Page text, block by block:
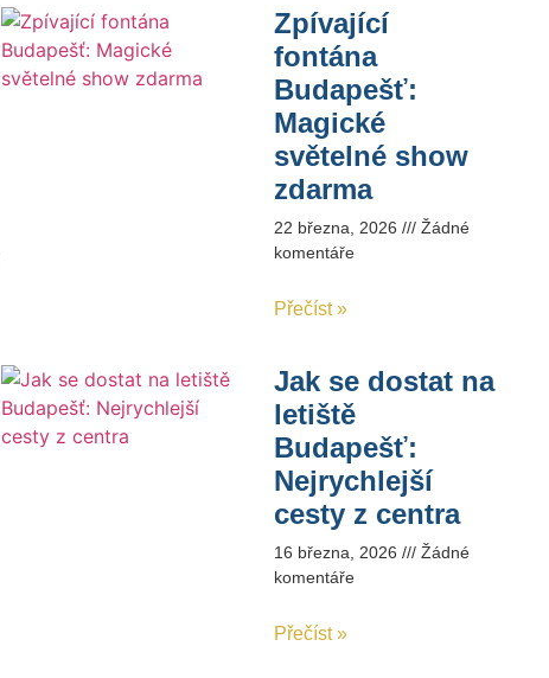
Zpívající
fontána
Budapešť:
Magické
světelné show
zdarma
22 března, 2026
Žádné
komentáře
Přečíst »
Jak se dostat na
letiště
Budapešť:
Nejrychlejší
cesty z centra
16 března, 2026
Žádné
komentáře
Přečíst »